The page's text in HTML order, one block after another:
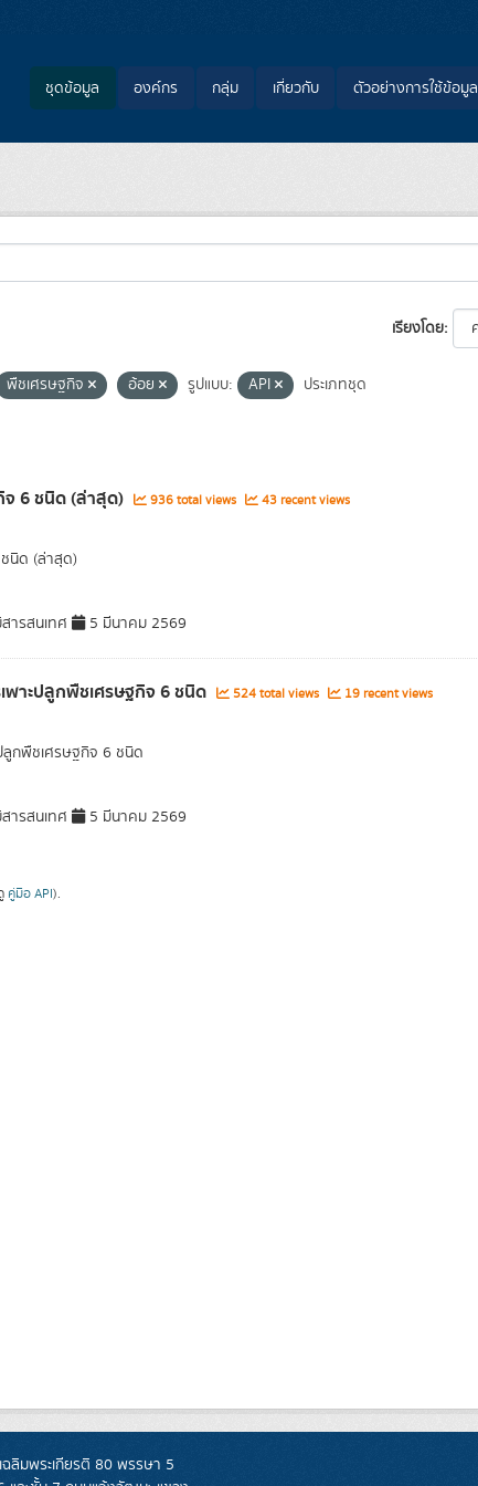
ชุดข้อมูล องค์กร กลุ่ม เกี่ยวกับ ตัวอย่างการใช้ข้อมูล
เรียงโดย
พืชเศรษฐกิจ อ้อย รูปแบบ: API
ประเภทชุด
6 ชนิด (ล่าสุด) 936 total views 43 recent views
นิด (ล่าสุด)
ารสนเทศ 5 มีนาคม 2569
พาะปลูกพืชเศรษฐกิจ 6 ชนิด 524 total views 19 recent views
ลูกพืชเศรษฐกิจ 6 ชนิด
ารสนเทศ 5 มีนาคม 2569
คู่มือ API).
ลิมพระเกียรติ 80 พรรษา 5